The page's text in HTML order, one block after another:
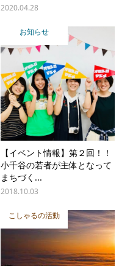
2020.04.28
お知らせ
【イベント情報】第２回！！
小千谷の若者が主体となって
まちづく...
2018.10.03
こしゃるの活動